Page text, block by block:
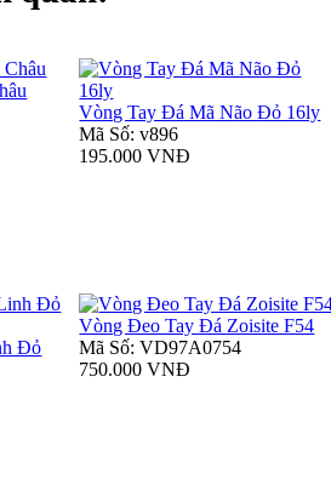
Vòng Tay Đá Mã Não Đỏ 16ly
Mã Số: v896
195.000 VNĐ
Đỏ
Vòng Đeo Tay Đá Zoisite F54
Mã Số: VD97A0754
750.000 VNĐ